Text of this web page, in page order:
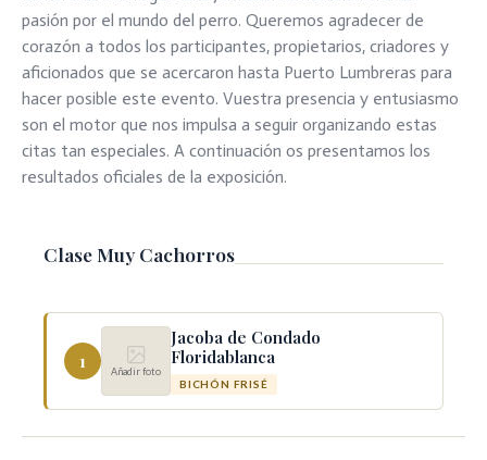
pasión por el mundo del perro. Queremos agradecer de
corazón a todos los participantes, propietarios, criadores y
aficionados que se acercaron hasta Puerto Lumbreras para
hacer posible este evento. Vuestra presencia y entusiasmo
son el motor que nos impulsa a seguir organizando estas
citas tan especiales. A continuación os presentamos los
resultados oficiales de la exposición.
Clase Muy Cachorros
1 Añadir foto
Jacoba de Condado
Floridablanca
BICHÓN FRISÉ